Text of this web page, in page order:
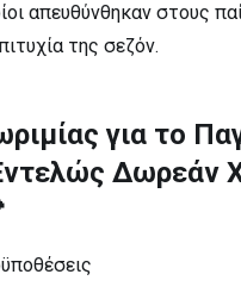
απευθύνθηκαν στους
της σεζόν.
για το
Δωρεάν